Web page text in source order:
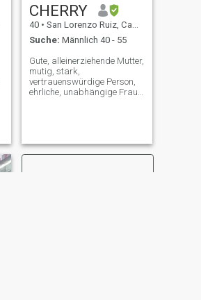
CHERRY
40 • San Lorenzo Ruiz, Camarines Norte, Philippinen
Suche: Männlich 40 - 55
Gute, alleinerziehende Mutter,
mutig, stark,
vertrauenswürdige Person,
ehrliche, unabhängige Frau,
meiner BESTER Hälfte für
immer ️